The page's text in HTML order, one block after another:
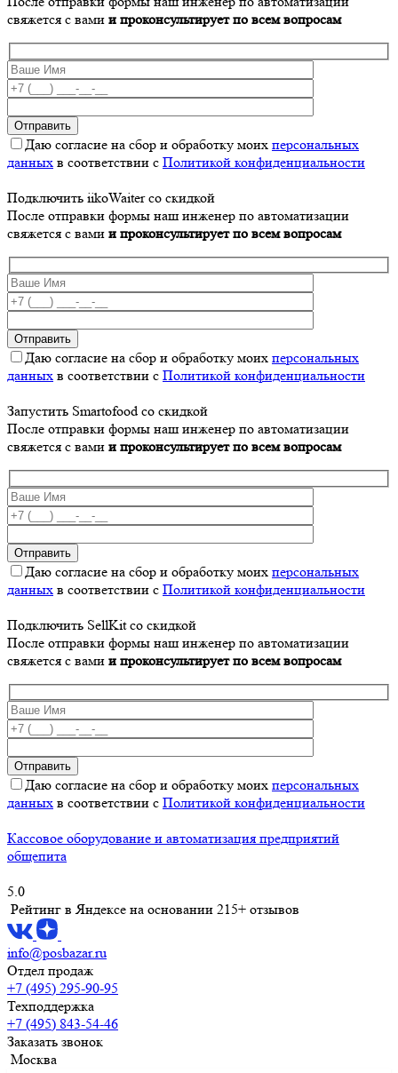
свяжется с вами и проконсультирует по всем вопросам
Даю согласие на сбор и обработку моих персональных
данных в соответствии с Политикой конфиденциальности
Подключить iikoWaiter со скидкой
После отправки формы наш инженер по автоматизации
свяжется с вами и проконсультирует по всем вопросам
Даю согласие на сбор и обработку моих персональных
данных в соответствии с Политикой конфиденциальности
Запустить Smartofood со скидкой
После отправки формы наш инженер по автоматизации
свяжется с вами и проконсультирует по всем вопросам
Даю согласие на сбор и обработку моих персональных
данных в соответствии с Политикой конфиденциальности
Подключить SellKit со скидкой
После отправки формы наш инженер по автоматизации
свяжется с вами и проконсультирует по всем вопросам
Даю согласие на сбор и обработку моих персональных
данных в соответствии с Политикой конфиденциальности
Кассовое оборудование и автоматизация предприятий
общепита
5.0
Рейтинг в Яндексе на основании 215+ отзывов
info@posbazar.ru
Отдел продаж
+7 (495) 295-90-95
Техподдержка
+7 (495) 843-54-46
Заказать звонок
Москва